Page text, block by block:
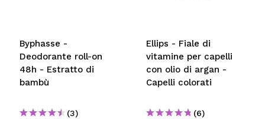
Byphasse -
Deodorante roll-on
48h - Estratto di
bambù
(3)
Ellips - Fiale di
vitamine per capelli
con olio di argan -
Capelli colorati
(6)